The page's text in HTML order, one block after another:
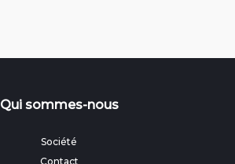
Qui sommes-nous
Société
Contact